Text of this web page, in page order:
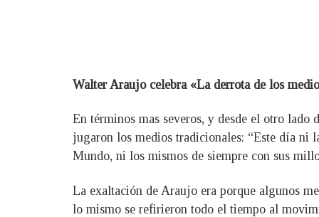
Walter Araujo celebra «La derrota de los
En términos mas severos, y desde el otro
jugaron los medios tradicionales: “Este día ni
Mundo, ni los mismos de siempre con sus
La exaltación de Araujo era porque algunos
lo mismo se refirieron todo el tiempo al